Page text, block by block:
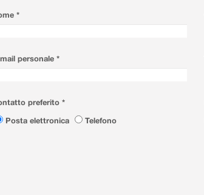
*
personale *
preferito *
Posta elettronica
Telefono